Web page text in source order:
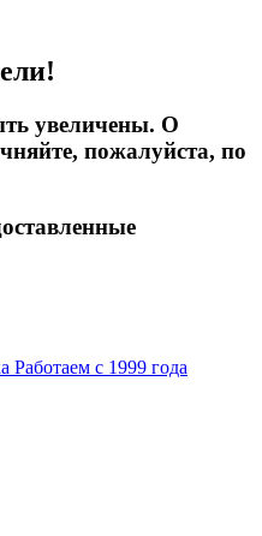
увеличены. О
пожалуйста, по
Работаем с 1999 года